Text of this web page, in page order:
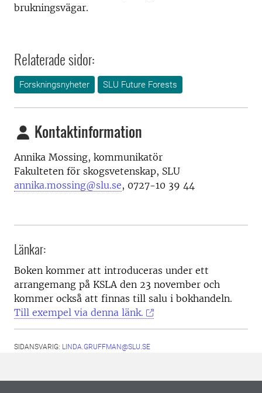
brukningsvägar.
Relaterade sidor:
Forskningsnyheter SLU Future Forests
Kontaktinformation
Annika Mossing, kommunikatör
Fakulteten för skogsvetenskap, SLU
annika.mossing@slu.se, 0727-10 39 44
Länkar:
Boken kommer att introduceras under ett
arrangemang på KSLA den 23 november och
kommer också att finnas till salu i bokhandeln.
Till exempel via denna länk.
SIDANSVARIG: LINDA.GRUFFMAN@SLU.SE